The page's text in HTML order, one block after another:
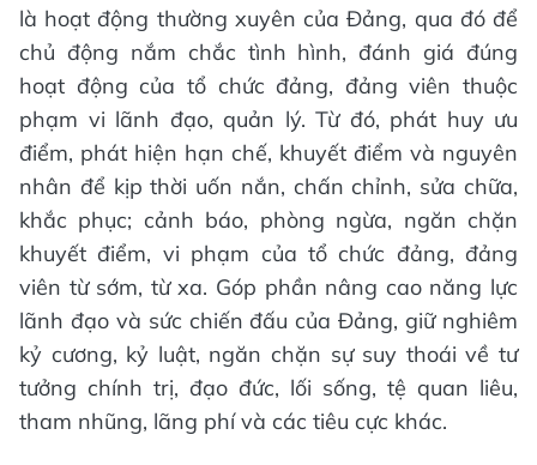
là hoạt động thường xuyên của Đảng, qua đó để
chủ động nắm chắc tình hình, đánh giá đúng
hoạt động của tổ chức đảng, đảng viên thuộc
phạm vi lãnh đạo, quản lý. Từ đó, phát huy ưu
điểm, phát hiện hạn chế, khuyết điểm và nguyên
nhân để kịp thời uốn nắn, chấn chỉnh, sửa chữa,
khắc phục; cảnh báo, phòng ngừa, ngăn chặn
khuyết điểm, vi phạm của tổ chức đảng, đảng
viên từ sớm, từ xa. Góp phần nâng cao năng lực
lãnh đạo và sức chiến đấu của Đảng, giữ nghiêm
kỷ cương, kỷ luật, ngăn chặn sự suy thoái về tư
tưởng chính trị, đạo đức, lối sống, tệ quan liêu,
tham nhũng, lãng phí và các tiêu cực khác.